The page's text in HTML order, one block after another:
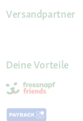
Versandpartner
Deine Vorteile